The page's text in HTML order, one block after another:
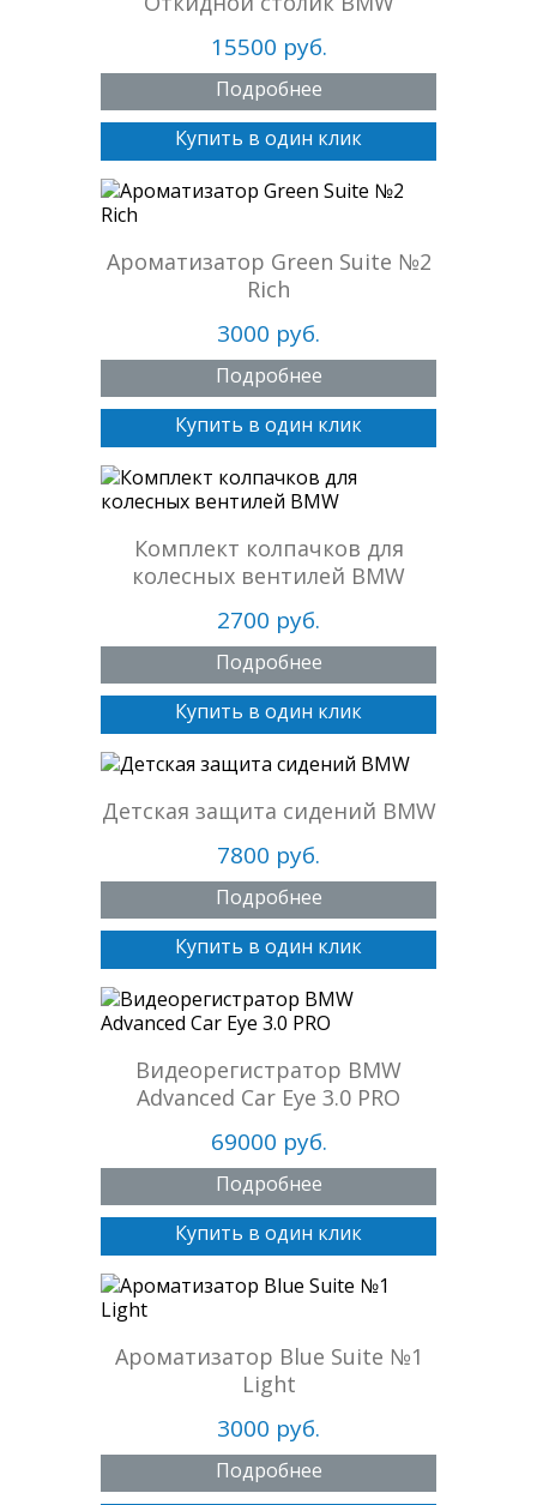
15500 руб.
Подробнее
Купить в один клик
Ароматизатор Green Suite №2
Rich
3000 руб.
Подробнее
Купить в один клик
Комплект колпачков для
колесных вентилей BMW
2700 руб.
Подробнее
Купить в один клик
Детская защита сидений BMW
7800 руб.
Подробнее
Купить в один клик
Видеорегистратор BMW
Advanced Car Eye 3.0 PRO
69000 руб.
Подробнее
Купить в один клик
Ароматизатор Blue Suite №1
Light
3000 руб.
Подробнее